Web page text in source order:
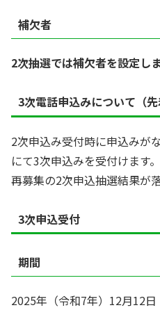
補欠者
2次抽選では補欠者を設定しま
3次電話申込みについて（先
2次申込み受付時に申込みが
にて3次申込みを受付けます
再募集の2次申込抽選結果が
3次申込受付
期間
2025年（令和7年）12月12